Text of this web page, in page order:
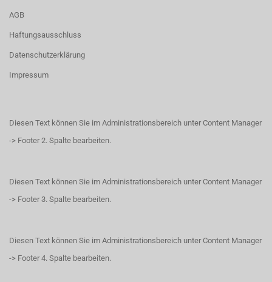
AGB
Haftungsausschluss
Datenschutzerklärung
Impressum
Diesen Text können Sie im Administrationsbereich unter Content Manager
-> Footer 2. Spalte bearbeiten.
Diesen Text können Sie im Administrationsbereich unter Content Manager
-> Footer 3. Spalte bearbeiten.
Diesen Text können Sie im Administrationsbereich unter Content Manager
-> Footer 4. Spalte bearbeiten.